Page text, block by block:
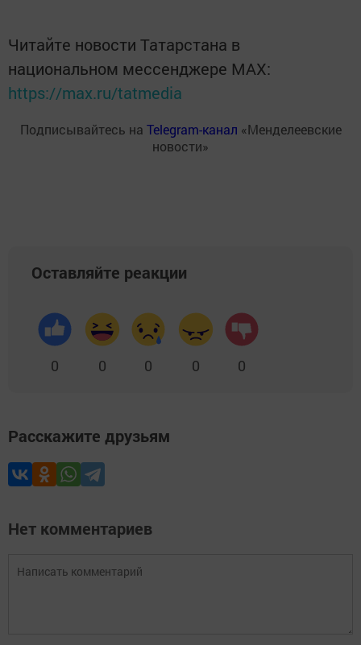
Читайте новости Татарстана в
национальном мессенджере MАХ:
https://max.ru/tatmedia
Подписывайтесь на Telegram-канал «Менделеевские
новости»
Оставляйте реакции
0 0 0 0 0
Расскажите друзьям
Нет комментариев